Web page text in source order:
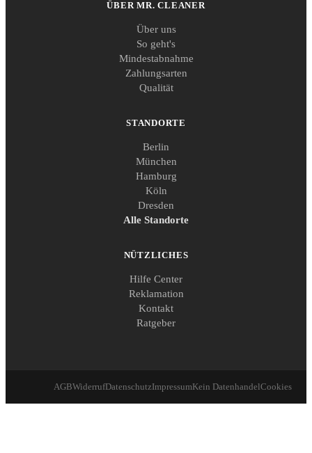
ÜBER MR. CLEANER
Über uns
So geht's
Mindestabnahme
Zahlungsarten
Qualität
STANDORTE
Berlin
München
Hamburg
Köln
Dresden
Alle Standorte
NÜTZLICHES
Hilfe Center
Reklamation
Kontakt
Ratgeber
AGBWiderrufDatenschutzImpressumKein DatenhandelCookies